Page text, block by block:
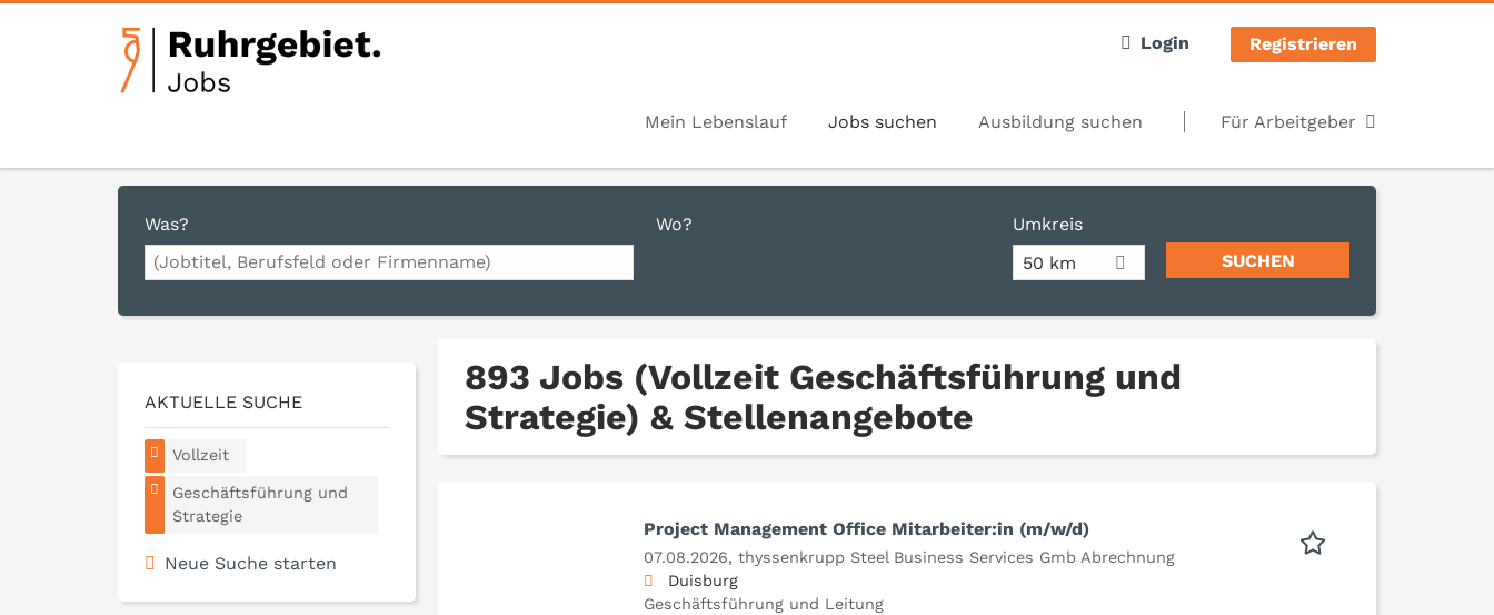
Login Registrieren
Mein Lebenslauf Jobs suchen Ausbildung suchen Für Arbeitgeber
Was? Wo?
Umkreis
50 km
893 Jobs (Vollzeit Geschäftsführung und
Strategie) & Stellenangebote
Project Management Office Mitarbeiter:in (m/w/d)
07.08.2026, thyssenkrupp Steel Business Services Gmb Abrechnung
Duisburg
Geschäftsführung und Leitung
AKTUELLE SUCHE
Vollzeit
Geschäftsführung und
Strategie
Neue Suche starten